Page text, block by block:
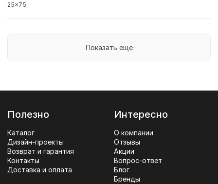
25x75
Показать еще
Полезно
Каталог
Дизайн-проекты
Возврат и гарантия
Контакты
Доставка и оплата
Интересно
О компании
Отзывы
Акции
Вопрос-ответ
Блог
Бренды